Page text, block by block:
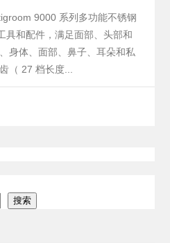
9000 系列多功能不锈钢
具和配件，满足面部、头部和
身体、面部、鼻子、耳朵和私
（ 27 档长度...
搜索